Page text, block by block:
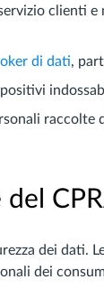
clienti
di dati,
raccolte
del
dei dati.
dei